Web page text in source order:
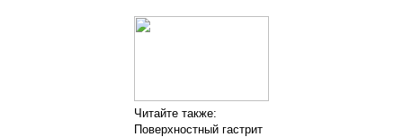
Читайте также:
Поверхностный гастрит